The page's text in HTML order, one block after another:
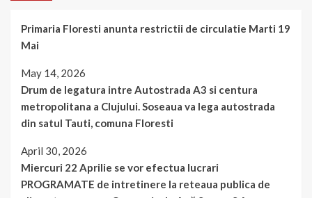
Primaria Floresti anunta restrictii de circulatie Marti 19
Mai
May 14, 2026
Drum de legatura intre Autostrada A3 si centura
metropolitana a Clujului. Soseaua va lega autostrada
din satul Tauti, comuna Floresti
April 30, 2026
Miercuri 22 Aprilie se vor efectua lucrari
PROGRAMATE de intretinere la reteaua publica de